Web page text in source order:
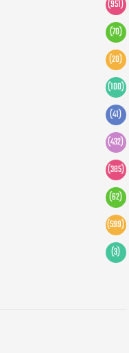
(951)
(70)
(20)
(100)
(41)
(432)
(385)
(62)
(599)
(3)